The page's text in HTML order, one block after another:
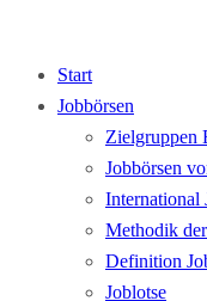
Start
Jobbörsen
Zielgruppen
Jobbörsen
International
Methodik
Definition
Joblotse